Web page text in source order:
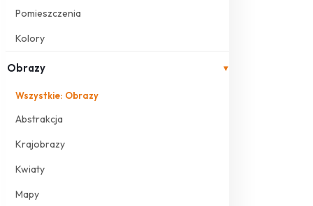
Pomieszczenia
Kolory
Obrazy ▾
Wszystkie: Obrazy
Abstrakcja
Krajobrazy
Kwiaty
Mapy